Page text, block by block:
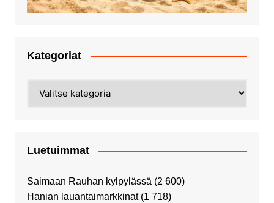
Kategoriat
Luetuimmat
Saimaan Rauhan kylpylässä (2 600)
Hanian lauantaimarkkinat (1 718)